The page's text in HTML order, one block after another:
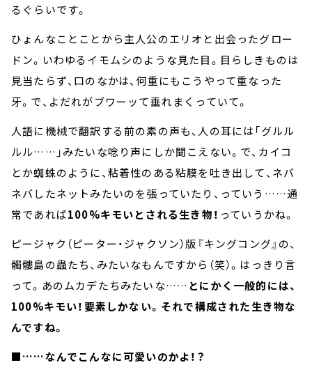
るぐらいです。
ひょんなことことから主人公のエリオと出会ったグロー
ドン。いわゆるイモムシのような見た目。目らしきものは
見当たらず、口のなかは、何重にもこうやって重なった
牙。で、よだれがブワーッて垂れまくっていて。
人語に機械で翻訳する前の素の声も、人の耳には「グルル
ルル……」みたいな唸り声にしか聞こえない。で、カイコ
とか蜘蛛のように、粘着性のある粘膜を吐き出して、ネバ
ネバしたネットみたいのを張っていたり、っていう……通
常であれば100%キモいとされる生き物！ っていうかね。
ピージャク（ピーター・ジャクソン）版『キングコング』の、
髑髏島の蟲たち、みたいなもんですから（笑）。はっきり言
って。あのムカデたちみたいな…… とにかく一般的には、
100%キモい！要素しかない。それで構成された生き物な
んですね。
■……なんでこんなに可愛いのかよ！？